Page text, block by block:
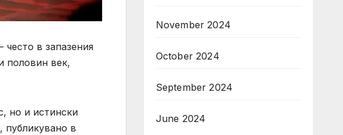
в запазения
половин век,
но и истински
публикувано в
November 2024
October 2024
September 2024
June 2024